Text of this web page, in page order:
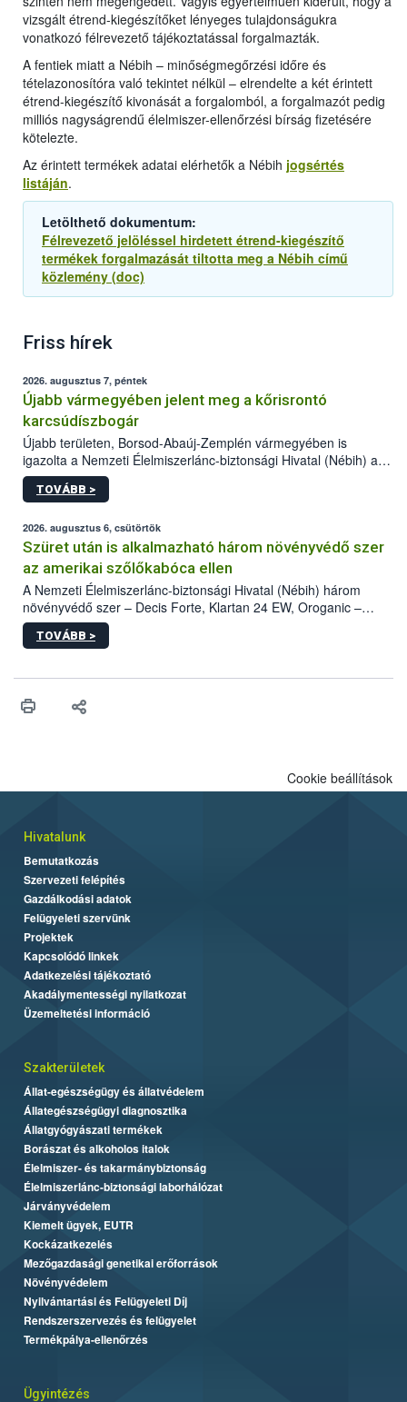
vizsgált étrend-kiegészítőket lényeges tulajdonságukra
vonatkozó félrevezető tájékoztatással forgalmazták.
A fentiek miatt a Nébih – minőségmegőrzési időre és
tételazonosítóra való tekintet nélkül – elrendelte a két érintett
étrend-kiegészítő kivonását a forgalomból, a forgalmazót pedig
milliós nagyságrendű élelmiszer-ellenőrzési bírság fizetésére
kötelezte.
Az érintett termékek adatai elérhetők a Nébih jogsértés
listáján.
Letölthető dokumentum:
Félrevezető jelöléssel hirdetett étrend-kiegészítő
termékek forgalmazását tiltotta meg a Nébih című
közlemény (doc)
Friss hírek
2026. augusztus 7, péntek
Újabb vármegyében jelent meg a kőrisrontó
karcsúdíszbogár
Újabb területen, Borsod-Abaúj-Zemplén vármegyében is
igazolta a Nemzeti Élelmiszerlánc-biztonsági Hivatal (Nébih) a
kőrisrontó karcsúdíszbogár (Agrilus planipennis) jelenlétét. A
kártevőt nem csak színcsapdában találták meg, de már fertőzött
az intenzív felderítést, emellett az intézkedéseket a szlovák
hatósággal is összehangolják a terjedés megállítása érdekében.
TOVÁBB >
2026. augusztus 6, csütörtök
Szüret után is alkalmazható három növényvédő szer
az amerikai szőlőkabóca ellen
A Nemzeti Élelmiszerlánc-biztonsági Hivatal (Nébih) három
növényvédő szer – Decis Forte, Klartan 24 EW, Oroganic –
engedélyokiratát módosította, így azok a szüretet követően,
egészen a vesszőérettség (BBCH 91) stádiumáig
érésű szőlőkben is legyen lehetőség a károsító elleni további
felhasználók számára is elérhető és ökológiai termesztésben is
TOVÁBB >
Cookie beállítások
Hivatalunk
Bemutatkozás
Szervezeti felépítés
Gazdálkodási adatok
Felügyeleti szervünk
Projektek
Kapcsolódó linkek
Adatkezelési tájékoztató
Akadálymentességi nyilatkozat
Üzemeltetési információ
Szakterületek
Állat-egészségügy és állatvédelem
Állategészségügyi diagnosztika
Állatgyógyászati termékek
Borászat és alkoholos italok
Élelmiszer- és takarmánybiztonság
Élelmiszerlánc-biztonsági laborhálózat
Járványvédelem
Kiemelt ügyek, EUTR
Kockázatkezelés
Mezőgazdasági genetikai erőforrások
Növényvédelem
Nyilvántartási és Felügyeleti Díj
Rendszerszervezés és felügyelet
Termékpálya-ellenőrzés
Ügyintézés